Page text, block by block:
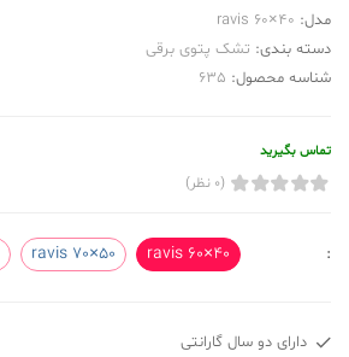
مدل: ravis 60×40
دسته بندی: تشک پتوی برقی
شناسه محصول: 635
تماس بگیرید
(0 نظر)
:
ravis 60×40
ravis 70×50
دارای دو سال گارانتی